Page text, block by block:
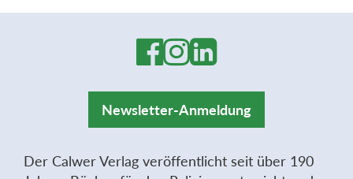
Newsletter-Anmeldung
Der Calwer Verlag veröffentlicht seit über 190